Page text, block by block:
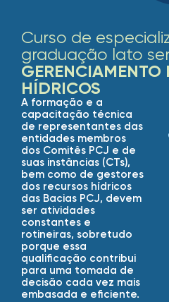
Curso de
graduação lato
GERENCIAMENTO
HÍDRICOS
A formação e a
capacitação técnica
de representantes das
entidades membros
dos Comitês PCJ e de
suas instâncias (CTs),
bem como de gestores
dos recursos hídricos
das Bacias PCJ, devem
ser atividades
constantes e
rotineiras, sobretudo
porque essa
qualificação contribui
para uma tomada de
decisão cada vez mais
embasada e eficiente.